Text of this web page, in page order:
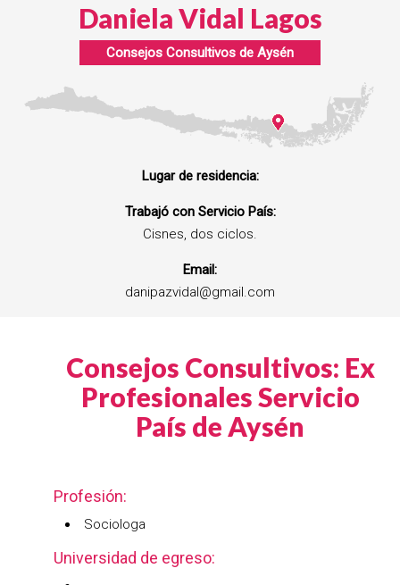
Daniela Vidal Lagos
Consejos Consultivos de Aysén
Lugar de residencia:
Trabajó con Servicio País:
Cisnes, dos ciclos.
Email:
danipazvidal@gmail.com
Consejos Consultivos: Ex
Profesionales Servicio
País de Aysén
Profesión:
Sociologa
Universidad de egreso: